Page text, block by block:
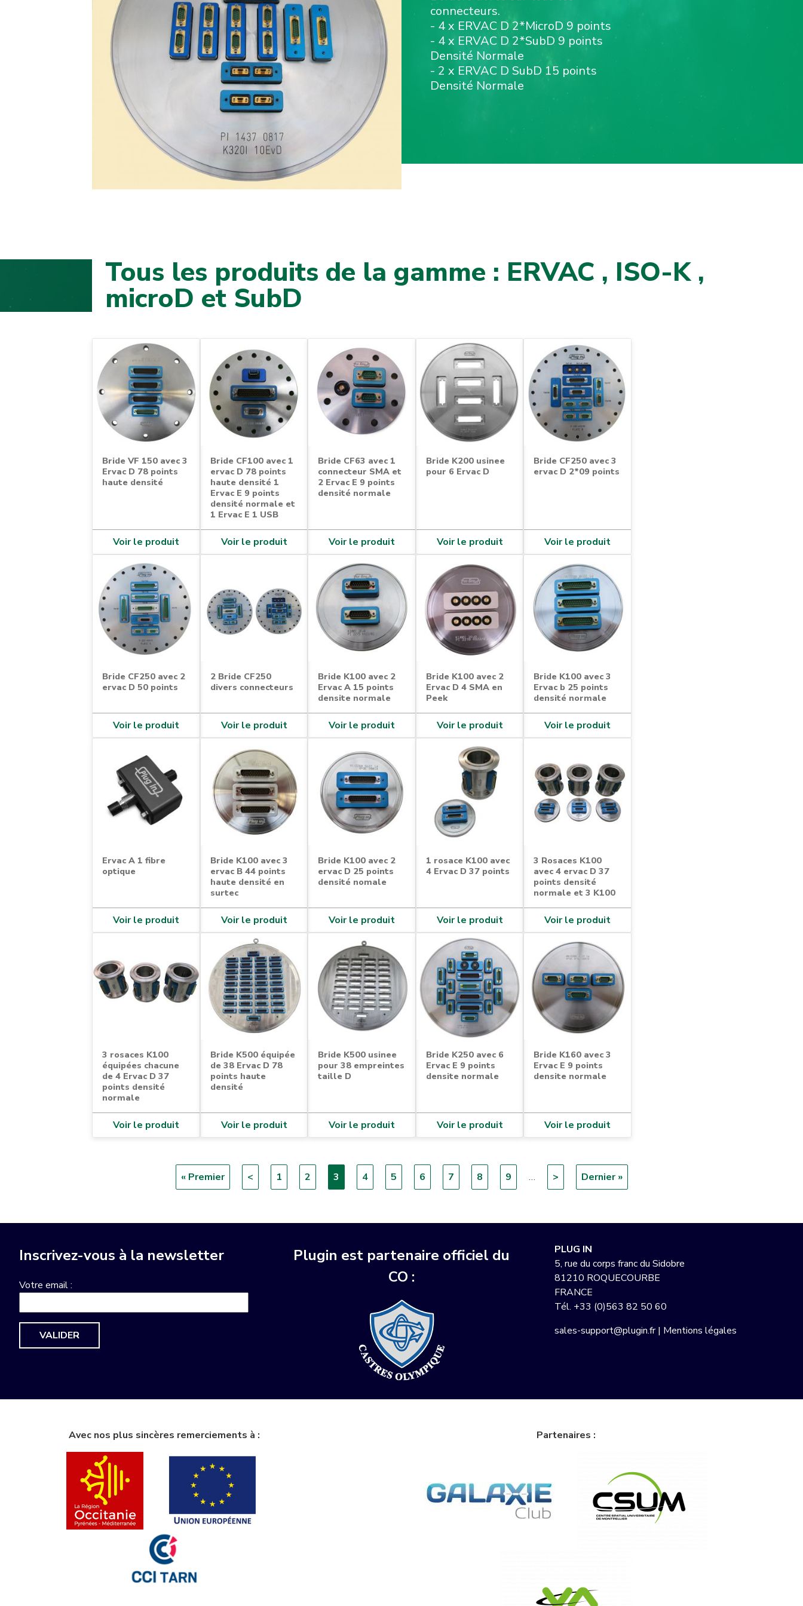
connecteurs.
- 4 x ERVAC D 2*MicroD 9 points
- 4 x ERVAC D 2*SubD 9 points
Densité Normale
- 2 x ERVAC D SubD 15 points
Densité Normale
Tous les produits de la gamme : ERVAC , ISO-K ,
microD et SubD
Bride VF 150 avec 3
Ervac D 78 points
haute densité
Voir le produit
Bride CF100 avec 1
ervac D 78 points
haute densité 1
Ervac E 9 points
densité normale et
1 Ervac E 1 USB
Voir le produit
Bride CF63 avec 1
connecteur SMA et
2 Ervac E 9 points
densité normale
Voir le produit
Bride K200 usinee
pour 6 Ervac D
Voir le produit
Bride CF250 avec 3
ervac D 2*09 points
Voir le produit
Bride CF250 avec 2
ervac D 50 points
Voir le produit
2 Bride CF250
divers connecteurs
Voir le produit
Bride K100 avec 2
Ervac A 15 points
densite normale
Voir le produit
Bride K100 avec 2
Ervac D 4 SMA en
Peek
Voir le produit
Bride K100 avec 3
Ervac b 25 points
densité normale
Voir le produit
Ervac A 1 fibre
optique
Voir le produit
Bride K100 avec 3
ervac B 44 points
haute densité en
surtec
Voir le produit
Bride K100 avec 2
ervac D 25 points
densité nomale
Voir le produit
1 rosace K100 avec
4 Ervac D 37 points
Voir le produit
3 Rosaces K100
avec 4 ervac D 37
points densité
normale et 3 K100
Voir le produit
3 rosaces K100
équipées chacune
de 4 Ervac D 37
points densité
normale
Voir le produit
Bride K500 équipée
de 38 Ervac D 78
points haute
densité
Voir le produit
Bride K500 usinee
pour 38 empreintes
taille D
Voir le produit
Bride K250 avec 6
Ervac E 9 points
densite normale
Voir le produit
Bride K160 avec 3
Ervac E 9 points
densite normale
Voir le produit
Première
page
« Premier
Page
précédente
< Page
1 Page
2
Page
courante
3 Page
4 Page
5 Page
6 Page
7 Page
8 Page
9 …
Page
suivante
>
Dernière
page
Dernier »
Inscrivez-vous à la newsletter
Votre email :
VALIDER
Plugin est partenaire officiel du
CO :
PLUG IN
5, rue du corps franc du Sidobre
81210 ROQUECOURBE
FRANCE
Tél. +33 (0)563 82 50 60
sales-support@plugin.fr| Mentions légales
Avec nos plus sincères remerciements à : Partenaires :